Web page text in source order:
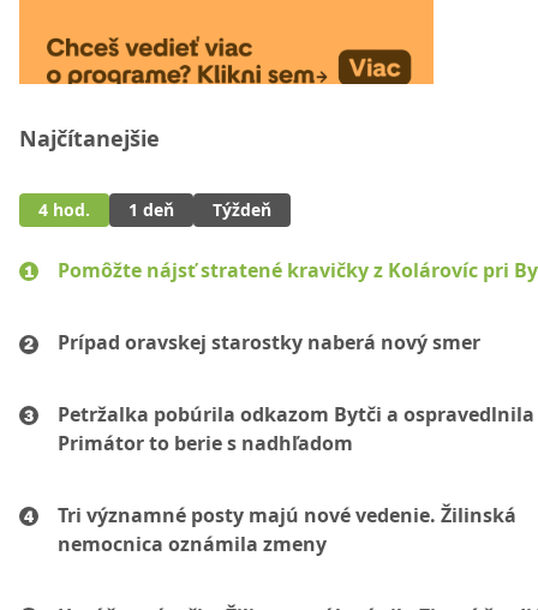
Najčítanejšie
4 hod. 1 deň Týždeň
Pomôžte nájsť stratené kravičky z Kolárovíc pri
Prípad oravskej starostky naberá nový smer
Petržalka pobúrila odkazom Bytči a ospravedlnila
Primátor to berie s nadhľadom
Tri významné posty majú nové vedenie. Žilinská
nemocnica oznámila zmeny